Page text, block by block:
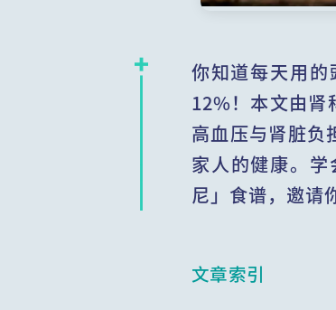
你知道每天用
12%！本文由肾
高血压与肾脏负
家人的健康。
尼」食谱，邀请
文章索引